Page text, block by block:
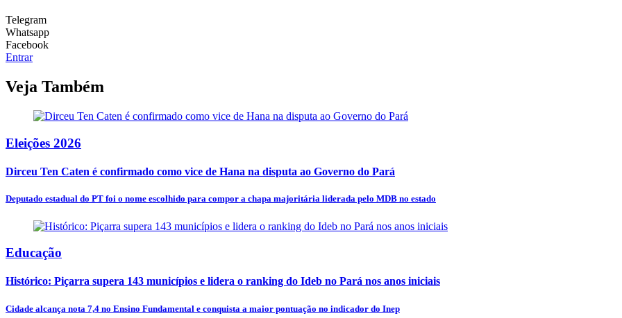
Telegram
Whatsapp
Facebook
Entrar
Veja Também
Eleições 2026
Dirceu Ten Caten é confirmado como vice de Hana na disputa ao Governo do Pará
Deputado estadual do PT foi o nome escolhido para compor a chapa majoritária liderada pelo MDB no estado
Educação
Histórico: Piçarra supera 143 municípios e lidera o ranking do Ideb no Pará nos anos iniciais
Cidade alcança nota 7,4 no Ensino Fundamental e conquista a maior pontuação no indicador do Inep